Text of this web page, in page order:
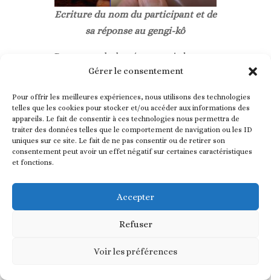
Gérer le consentement
Pour offrir les meilleures expériences, nous utilisons des technologies
telles que les cookies pour stocker et/ou accéder aux informations des
appareils. Le fait de consentir à ces technologies nous permettra de
traiter des données telles que le comportement de navigation ou les ID
uniques sur ce site. Le fait de ne pas consentir ou de retirer son
consentement peut avoir un effet négatif sur certaines caractéristiques
et fonctions.
Accepter
Refuser
Voir les préférences
Ecriture du nom du participant et de
sa réponse au gengi-kô
Par exemple la réponse ci-dessous
signifie que le participant a
sensations olfactives, que le
premier et le troisième échantillon
présentés étaient issus du même
bois, que le second et le quatrième